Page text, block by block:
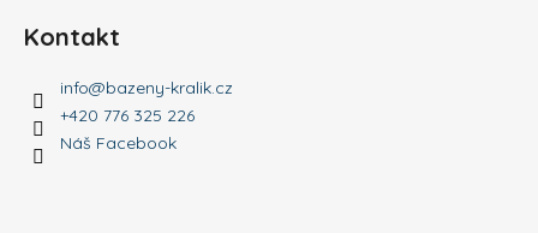
Kontakt
info@bazeny-kralik.cz
+420 776 325 226
Náš Facebook